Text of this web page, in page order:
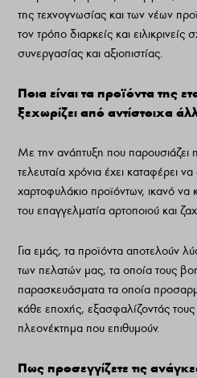
της τεχνογνωσίας και των νέων
τον τρόπο διαρκείς και ειλικρινείς
συνεργασίας και αξιοπιστίας.
Ποια είναι τα προϊόντα της
ξεχωρίζει από αντίστοιχα
Με την ανάπτυξη που
τελευταία χρόνια έχει καταφέρει
χαρτοφυλάκιο προϊόντων, ικανό να
του επαγγελματία αρτοποιού και
Για εμάς, τα προϊόντα αποτελούν
των πελατών μας, τα οποία τους
παρασκευάσματα τα οποία
κάθε εποχής, εξασφαλίζοντάς τους
πλεονέκτημα που επιθυμούν.
Πως προσεγγίζετε τις